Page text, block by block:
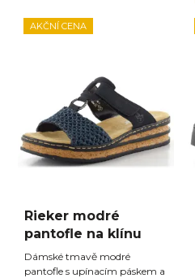
AKČNÍ CENA
Rieker modré
pantofle na klínu
Dámské tmavě modré
pantofle s upínacím páskem a